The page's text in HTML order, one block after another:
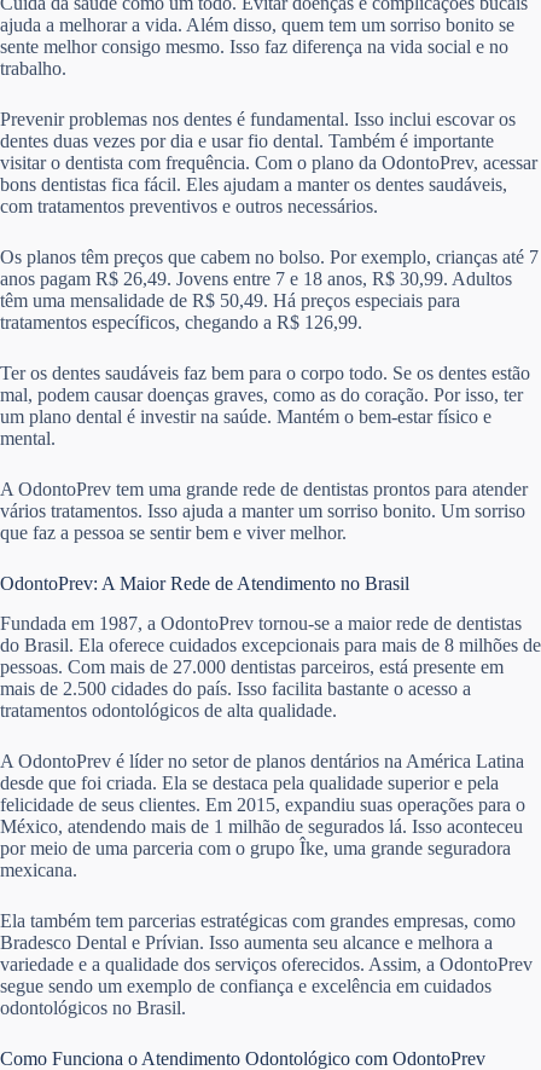
ajuda a melhorar a vida. Além disso, quem tem um sorriso bonito se
sente melhor consigo mesmo. Isso faz diferença na vida social e no
trabalho.
Prevenir problemas nos dentes é fundamental. Isso inclui escovar os
dentes duas vezes por dia e usar fio dental. Também é importante
visitar o dentista com frequência. Com o plano da OdontoPrev, acessar
bons dentistas fica fácil. Eles ajudam a manter os dentes saudáveis,
com tratamentos preventivos e outros necessários.
Os planos têm preços que cabem no bolso. Por exemplo, crianças até 7
anos pagam R$ 26,49. Jovens entre 7 e 18 anos, R$ 30,99. Adultos
têm uma mensalidade de R$ 50,49. Há preços especiais para
tratamentos específicos, chegando a R$ 126,99.
Ter os dentes saudáveis faz bem para o corpo todo. Se os dentes estão
mal, podem causar doenças graves, como as do coração. Por isso, ter
um plano dental é investir na saúde. Mantém o bem-estar físico e
mental.
A OdontoPrev tem uma grande rede de dentistas prontos para atender
vários tratamentos. Isso ajuda a manter um sorriso bonito. Um sorriso
que faz a pessoa se sentir bem e viver melhor.
OdontoPrev: A Maior Rede de Atendimento no Brasil
Fundada em 1987, a OdontoPrev tornou-se a maior rede de dentistas
do Brasil. Ela oferece cuidados excepcionais para mais de 8 milhões de
pessoas. Com mais de 27.000 dentistas parceiros, está presente em
mais de 2.500 cidades do país. Isso facilita bastante o acesso a
tratamentos odontológicos de alta qualidade.
A OdontoPrev é líder no setor de planos dentários na América Latina
desde que foi criada. Ela se destaca pela qualidade superior e pela
felicidade de seus clientes. Em 2015, expandiu suas operações para o
México, atendendo mais de 1 milhão de segurados lá. Isso aconteceu
por meio de uma parceria com o grupo Îke, uma grande seguradora
mexicana.
Ela também tem parcerias estratégicas com grandes empresas, como
Bradesco Dental e Prívian. Isso aumenta seu alcance e melhora a
variedade e a qualidade dos serviços oferecidos. Assim, a OdontoPrev
segue sendo um exemplo de confiança e excelência em cuidados
odontológicos no Brasil.
Como Funciona o Atendimento Odontológico com OdontoPrev